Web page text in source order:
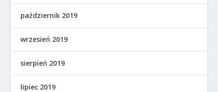
październik 2019
wrzesień 2019
sierpień 2019
lipiec 2019